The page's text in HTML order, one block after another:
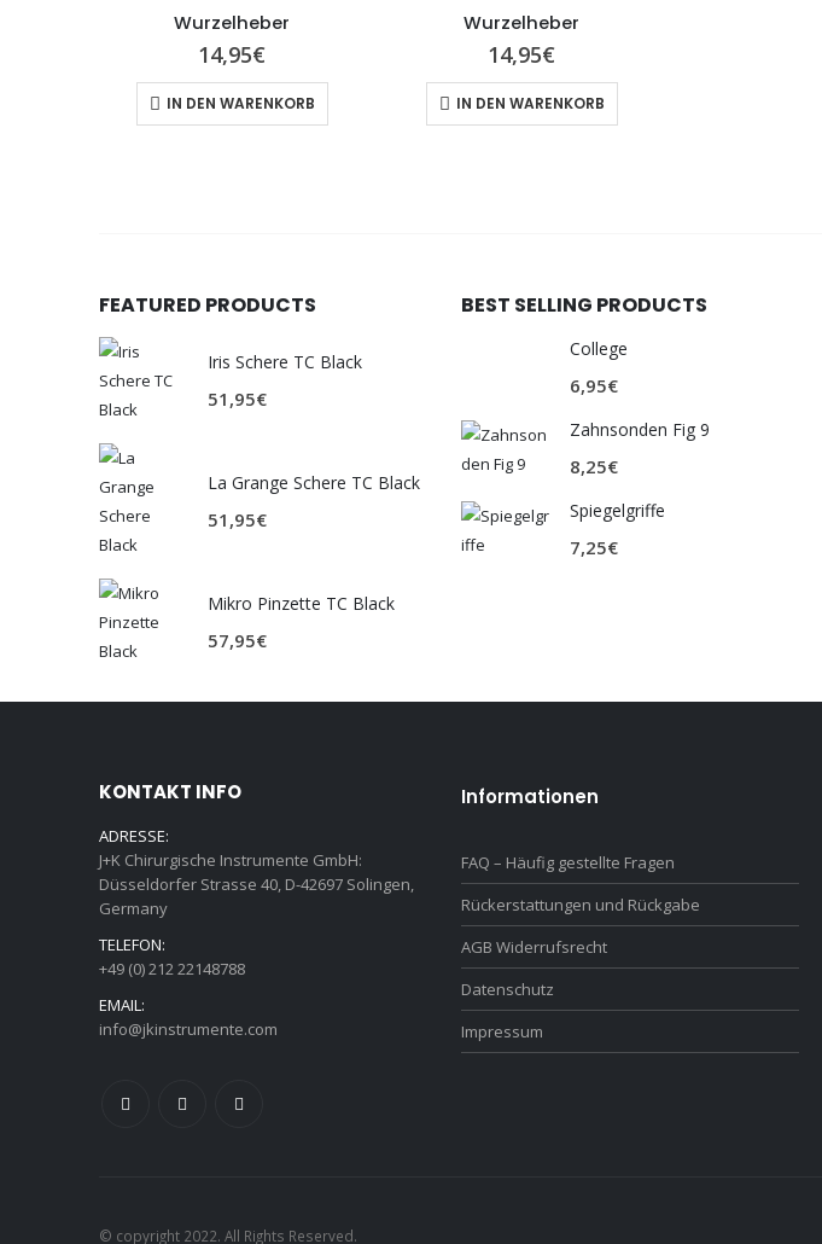
Wurzelheber
14,95€
IN DEN WARENKORB
Wurzelheber
14,95€
IN DEN WARENKORB
FEATURED PRODUCTS
Iris Schere TC Black
51,95€
La Grange Schere TC Black
51,95€
Mikro Pinzette TC Black
57,95€
BEST SELLING PRODUCTS
College
6,95€
Zahnsonden Fig 9
8,25€
Spiegelgriffe
7,25€
KONTAKT INFO
ADRESSE:
J+K Chirurgische Instrumente GmbH:
Düsseldorfer Strasse 40, D-42697 Solingen,
Germany
TELEFON:
+49 (0) 212 22148788
EMAIL:
info@jkinstrumente.com
Informationen
FAQ – Häufig gestellte Fragen
Rückerstattungen und Rückgabe
AGB Widerrufsrecht
Datenschutz
Impressum
© copyright 2022. All Rights Reserved.